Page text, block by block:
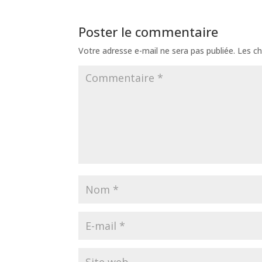
Poster le commentaire
Votre adresse e-mail ne sera pas publiée. Les